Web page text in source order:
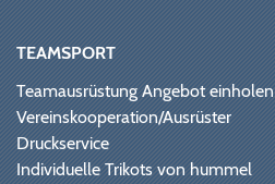
TEAMSPORT
Teamausrüstung Angebot einholen
Vereinskooperation/Ausrüster
Druckservice
Individuelle Trikots von hummel